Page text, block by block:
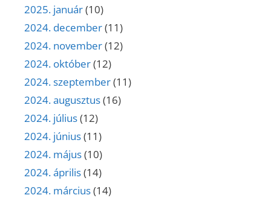
2025. január(10)
2024. december(11)
2024. november(12)
2024. október(12)
2024. szeptember(11)
2024. augusztus(16)
2024. július(12)
2024. június(11)
2024. május(10)
2024. április(14)
2024. március(14)